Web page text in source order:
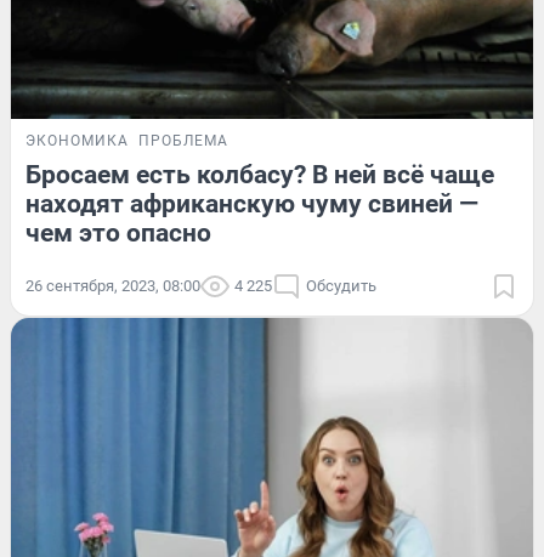
ЭКОНОМИКА ПРОБЛЕМА
Бросаем есть колбасу? В ней всё чаще
находят африканскую чуму свиней —
чем это опасно
26 сентября, 2023, 08:00 4 225 Обсудить